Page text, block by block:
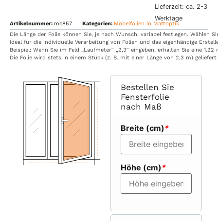
Lieferzeit: ca. 2-3
Werktage
Artikelnummer: mc857 Kategorien: Möbelfolien in Mattoptik
Die Länge der Folie können Sie, je nach Wunsch, variabel festlegen. Wählen
Ideal für die individuelle Verarbeitung von Folien und das eigenhändige
Beispiel: Wenn Sie im Feld „Laufmeter“ „2,3“ eingeben, erhalten Sie eine 1.22
Die Folie wird stets in einem Stück (z. B. mit einer Länge von 2,3 m) geliefert
Bestellen Sie
Fensterfolie
nach Maß
Breite (cm) *
Höhe (cm) *